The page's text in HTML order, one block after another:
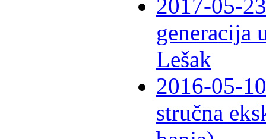
2017-05-
generacija
Lešak
2016-05-
stručna